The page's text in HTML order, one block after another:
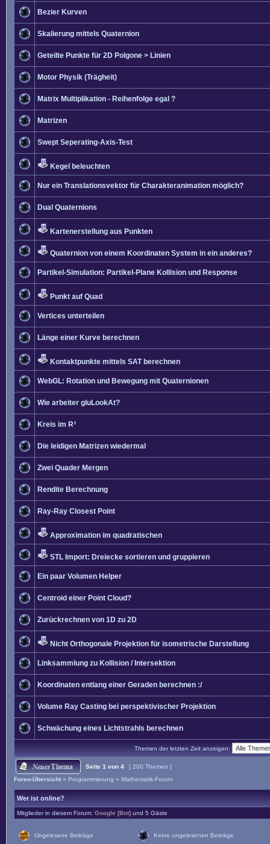
Bezier Kurven
Skalierung mittels Quaternion
Geteilte Punkte für 2D Polgone > Linien
Motor Physik (Trägheit)
Matrix Multiplikation - Reihenfolge egal ?
Matrizen
Swept Seperating-Axis-Test
Kegel beleuchten
Nur ein Translationsvektor für Charakteranimation möglich?
Dual Quaternions
Kartenerstellung aus Punkten
Quaternion von einem Koordinaten System in ein anderes?
Partikel-Simulation: Partikel-Plane Kollision und Response
Punkt auf Quad
Vertices unterteilen
Länge einer Kurve berechnen
Kontaktpunkte mittels SAT berechnen
WebGL: Rotation und Bewegung mit Quaternionen
Wie arbeiter gluLookAt?
Kreis im R³
Die leidigen Matrizen wiedermal
Zwei Quader Mergen
Rendite Berechnung
Ray-Ray Closest Point
Approximation im quadratischen
STL Import: Dreiecke sortieren und gruppieren
Ein paar Volumen Helper
Centroid einer Point Cloud?
Zurückrechnen von 1D zu 2D
Nicht Orthogonale Projektion für isometrische Darstellung
Linksammlung zu Kollision / Intersektion
Koordinaten entlang einer Geraden berechnen :/
Volume Ray Casting bei perspektivischer Projektion
Schwächung eines Lichtstrahls berechnen
Themen der letzten Zeit anzeigen:
Seite 1 von 4
[ 200 Themen ]
Foren-Übersicht » Programmierung » Mathematik-Forum
Wer ist online?
Mitglieder in diesem Forum: Google [Bot] und 5 Gäste
Ungelesene Beiträge Keine ungelesenen Beiträge